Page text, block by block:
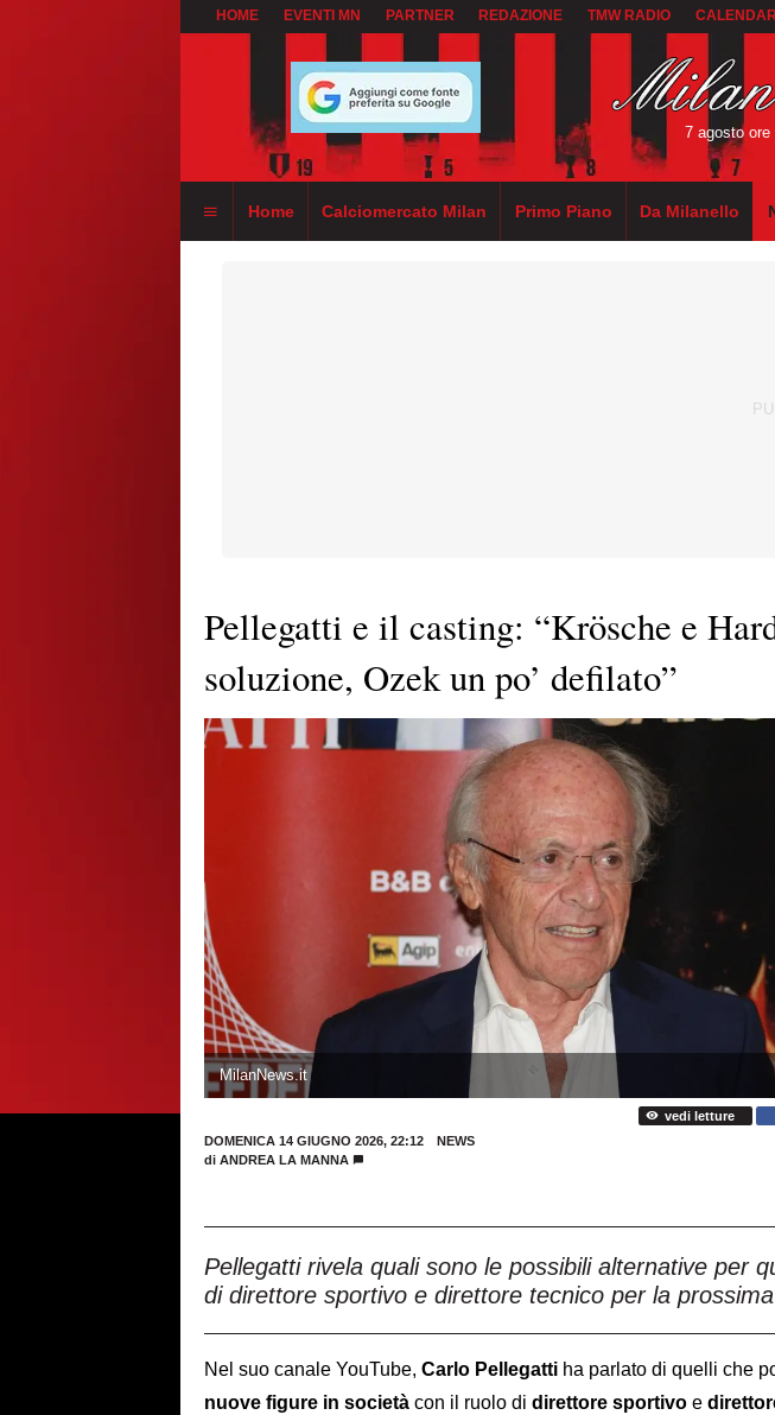
HOME EVENTI MN PARTNER REDAZIONE TMW RADIO
7 agosto ore
Home Calciomercato Milan Primo Piano Da Milanello
Pellegatti e il casting: “Krösche e
soluzione, Ozek un po’ defilato”
MilanNews.it
vedi letture
DOMENICA 14 GIUGNO 2026, 22:12
NEWS
di ANDREA LA MANNA
Pellegatti rivela quali sono le possibili alternative per
di direttore sportivo e direttore tecnico per la
Nel suo canale YouTube, Carlo Pellegatti ha parlato di quelli che
nuove figure in società con il ruolo di direttore sportivo e